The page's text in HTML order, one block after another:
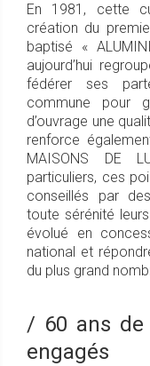
En 1981, cette
création du
baptisé «
aujourd’hui
fédérer ses
commune pour
d’ouvrage une
renforce
MAISONS DE
particuliers, ces
conseillés par
toute sérénité
évolué en
national et
du plus grand
/ 60 ans de
engagés